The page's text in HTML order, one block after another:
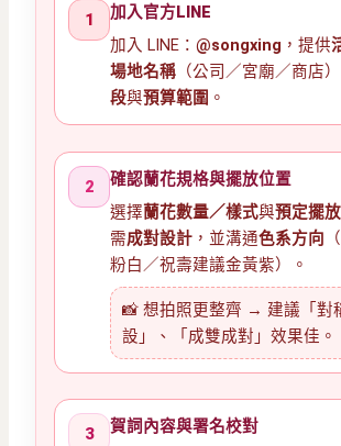
1
加入官方LINE
加入 LINE：@songxing ，提供
場地名稱 （公司／宮廟／商店）
段與預算範圍 。
2
確認蘭花規格與擺放位置
選擇蘭花數量／樣式與預定擺
需成對設計 ，並溝通色系方向
粉白／祝壽建議金黃紫）。
📸 想拍照更整齊 → 建議「對
設」、「成雙成對」效果佳。
3
賀詞內容與署名校對